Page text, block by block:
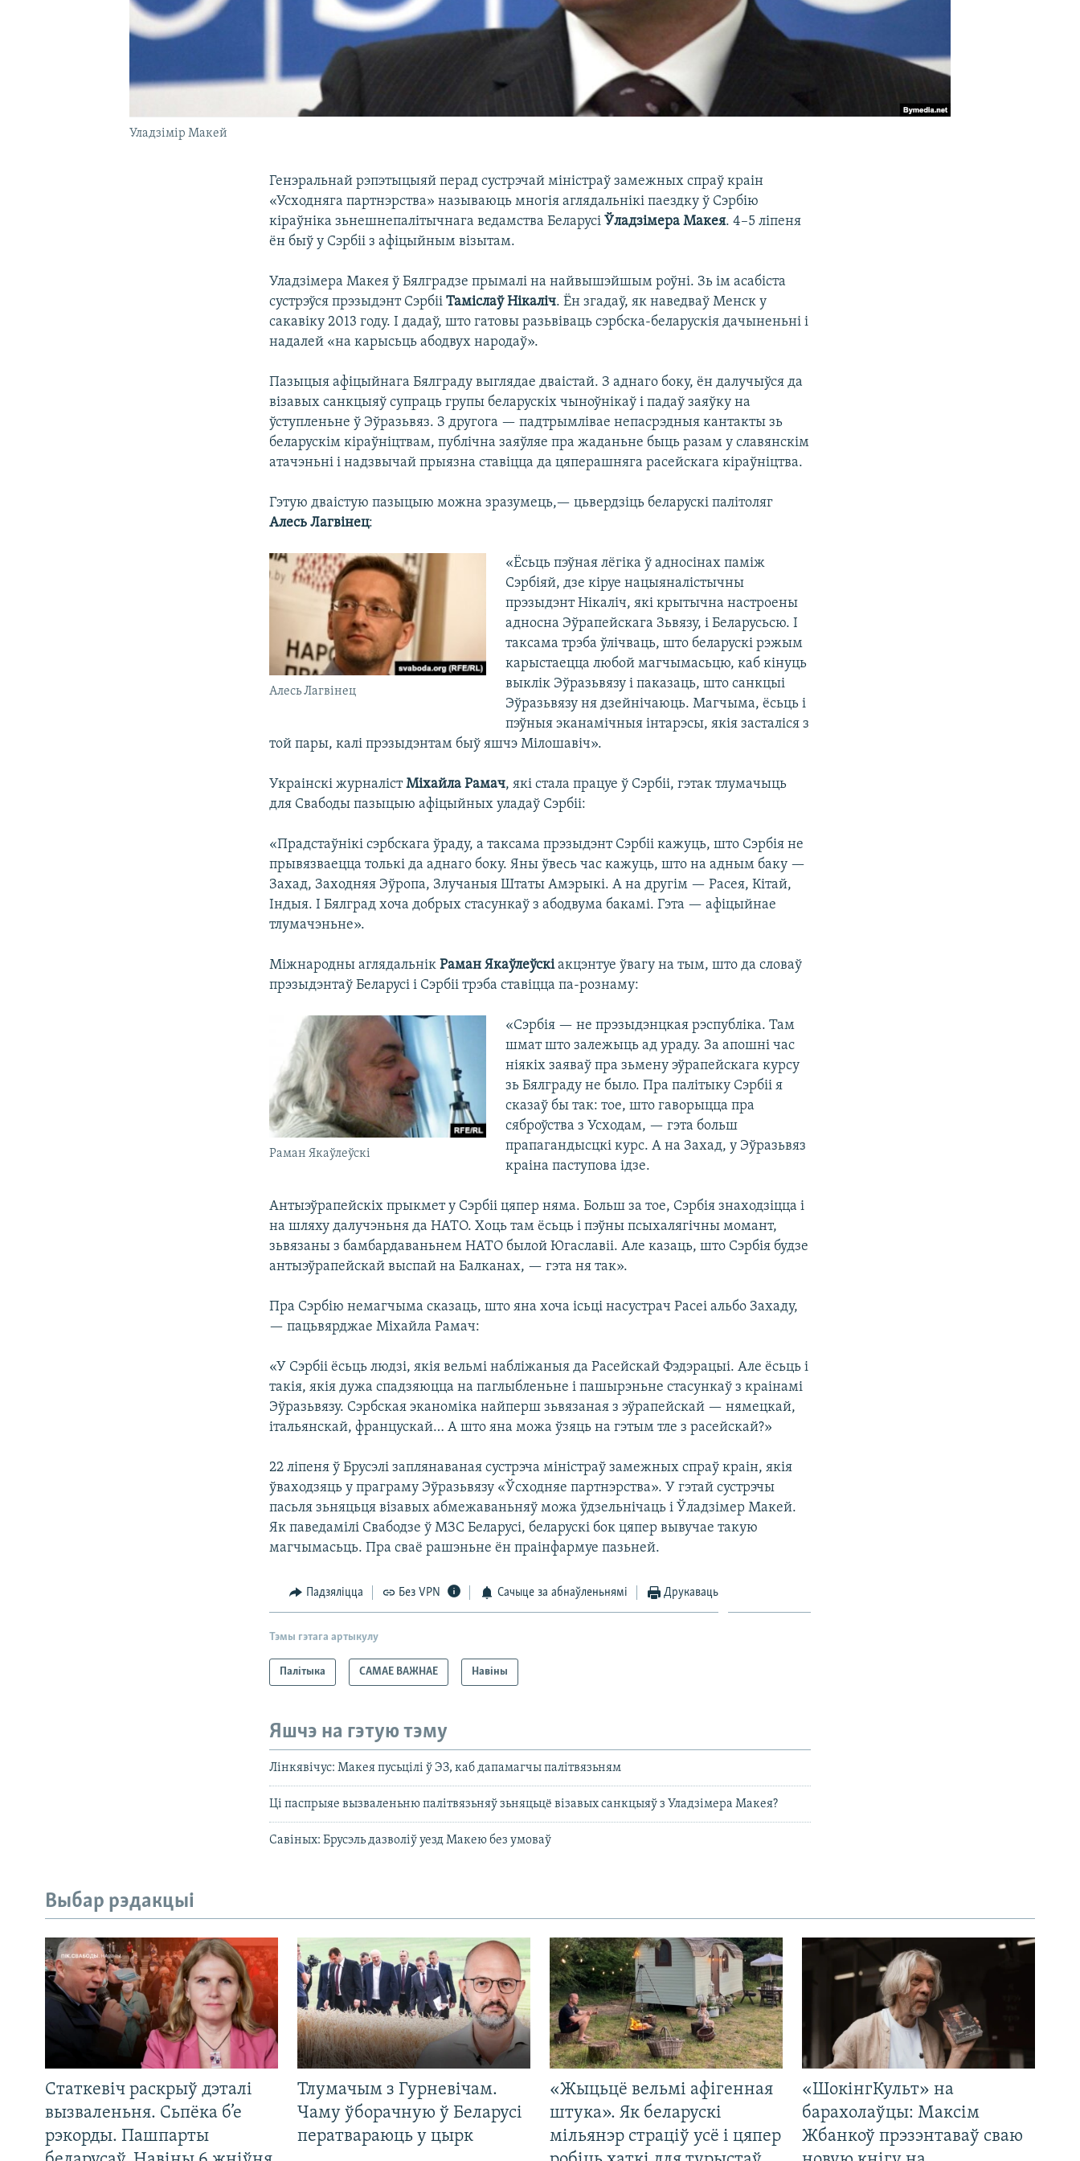
Уладзімір Макей
Генэральнай рэпэтыцыяй перад сустрэчай міністраў замежных спраў краін
«Усходняга партнэрства» называюць многія аглядальнікі паездку ў Сэрбію
кіраўніка зьнешнепалітычнага ведамства БеларусіЎладзімера Макея. 4–5 ліпеня
ён быў у Сэрбіі з афіцыйным візытам.
Уладзімера Макея ў Бялградзе прымалі на найвышэйшым роўні. Зь ім асабіста
сустрэўся прэзыдэнт СэрбііТаміслаў Нікаліч. Ён згадаў, як наведваў Менск у
сакавіку 2013 году. І дадаў, што гатовы разьвіваць сэрбска-беларускія дачыненьні і
надалей «на карысьць абодвух народаў».
Пазыцыя афіцыйнага Бялграду выглядае дваістай. З аднаго боку, ён далучыўся да
візавых санкцыяў супраць групы беларускіх чыноўнікаў і падаў заяўку на
ўступленьне ў Эўразьвяз. З другога — падтрымлівае непасрэдныя кантакты зь
беларускім кіраўніцтвам, публічна заяўляе пра жаданьне быць разам у славянскім
атачэньні і надзвычай прыязна ставіцца да цяперашняга расейскага кіраўніцтва.
Гэтую дваістую пазыцыю можна зразумець,— цьвердзіць беларускі палітоляг
Алесь Лагвінец:
Алесь Лагвінец
«Ёсьць пэўная лёгіка ў адносінах паміж
Сэрбіяй, дзе кіруе нацыяналістычны
прэзыдэнт Нікаліч, які крытычна настроены
адносна Эўрапейскага Зьвязу, і Беларусьсю. І
таксама трэба ўлічваць, што беларускі рэжым
карыстаецца любой магчымасьцю, каб кінуць
выклік Эўразьвязу і паказаць, што санкцыі
Эўразьвязу ня дзейнічаюць. Магчыма, ёсьць і
пэўныя эканамічныя інтарэсы, якія засталіся з
той пары, калі прэзыдэнтам быў яшчэ Мілошавіч».
Украінскі журналістМіхайла Рамач, які стала працуе ў Сэрбіі, гэтак тлумачыць
для Свабоды пазыцыю афіцыйных уладаў Сэрбіі:
«Прадстаўнікі сэрбскага ўраду, а таксама прэзыдэнт Сэрбіі кажуць, што Сэрбія не
прывязваецца толькі да аднаго боку. Яны ўвесь час кажуць, што на адным баку —
Захад, Заходняя Эўропа, Злучаныя Штаты Амэрыкі. А на другім — Расея, Кітай,
Індыя. І Бялград хоча добрых стасункаў з абодвума бакамі. Гэта — афіцыйнае
тлумачэньне».
Міжнародны аглядальнікРаман Якаўлеўскіакцэнтуе ўвагу на тым, што да словаў
прэзыдэнтаў Беларусі і Сэрбіі трэба ставіцца па-рознаму:
Раман Якаўлеўскі
«Сэрбія — не прэзыдэнцкая рэспубліка. Там
шмат што залежыць ад ураду. За апошні час
ніякіх заяваў пра зьмену эўрапейскага курсу
зь Бялграду не было. Пра палітыку Сэрбіі я
сказаў бы так: тое, што гаворыцца пра
сяброўства з Усходам, — гэта больш
прапагандысцкі курс. А на Захад, у Эўразьвяз
краіна паступова ідзе.
Антыэўрапейскіх прыкмет у Сэрбіі цяпер няма. Больш за тое, Сэрбія знаходзіцца і
на шляху далучэньня да НАТО. Хоць там ёсьць і пэўны псыхалягічны момант,
зьвязаны з бамбардаваньнем НАТО былой Югаславіі. Але казаць, што Сэрбія будзе
антыэўрапейскай выспай на Балканах, — гэта ня так».
Пра Сэрбію немагчыма сказаць, што яна хоча ісьці насустрач Расеі альбо Захаду,
— пацьвярджае Міхайла Рамач:
«У Сэрбіі ёсьць людзі, якія вельмі набліжаныя да Расейскай Фэдэрацыі. Але ёсьць і
такія, якія дужа спадзяюцца на паглыбленьне і пашырэньне стасункаў з краінамі
Эўразьвязу. Сэрбская эканоміка найперш зьвязаная з эўрапейскай — нямецкай,
італьянскай, францускай… А што яна можа ўзяць на гэтым тле з расейскай?»
22 ліпеня ў Брусэлі заплянаваная сустрэча міністраў замежных спраў краін, якія
ўваходзяць у праграму Эўразьвязу «Ўсходняе партнэрства». У гэтай сустрэчы
пасьля зьняцьця візавых абмежаваньняў можа ўдзельнічаць і Ўладзімер Макей.
Як паведамілі Свабодзе ў МЗС Беларусі, беларускі бок цяпер вывучае такую
магчымасьць. Пра сваё рашэньне ён праінфармуе пазьней.
Падзяліцца Без VPN Сачыце за абнаўленьнямі Друкаваць
Тэмы гэтага артыкулу
Палітыка САМАЕ ВАЖНАЕ Навіны
Яшчэ на гэтую тэму
Лінкявічус: Макея пусьцілі ў ЭЗ, каб дапамагчы палітвязьням
Ці паспрыяе вызваленьню палітвязьняў зьняцьцё візавых санкцыяў з Уладзімера Макея?
Савіных: Брусэль дазволіў уезд Макею без умоваў
Выбар рэдакцыі
Статкевіч раскрыў дэталі
вызваленьня. Сьпёка б’е
рэкорды. Пашпарты
Тлумачым з Гурневічам.
Чаму ўборачную ў Беларусі
ператвараюць у цырк
«Жыцьцё вельмі афігенная
штука». Як беларускі
мільянэр страціў усё і цяпер
«ШокінгКульт» на
барахолаўцы: Максім
Жбанкоў прэзэнтаваў сваю